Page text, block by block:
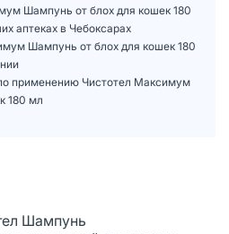
Шампунь от блох для кошек 180
аптеках в Чебоксарах
Шампунь от блох для кошек 180
применению Чистотел Максимум
180 мл
Шампунь